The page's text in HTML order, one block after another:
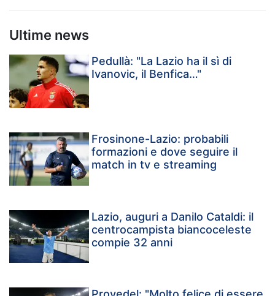
Ultime news
Pedullà: "La Lazio ha il sì di
Ivanovic, il Benfica…"
Frosinone-Lazio: probabili
formazioni e dove seguire il
match in tv e streaming
Lazio, auguri a Danilo Cataldi: il
centrocampista biancoceleste
compie 32 anni